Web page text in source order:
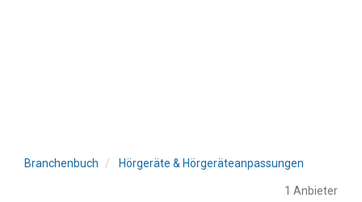
Branchenbuch Hörgeräte & Hörgeräteanpassungen
1 Anbieter